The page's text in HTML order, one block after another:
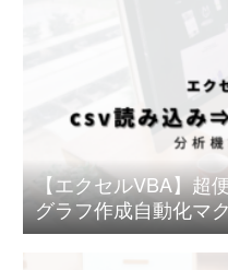
【エクセルVBA】超
グラフ作成自動化マ